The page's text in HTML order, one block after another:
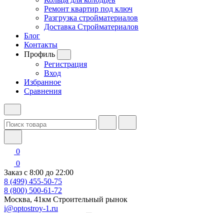
Ремонт квартир под ключ
Разгрузка стройматериалов
Доставка Стройматериалов
Блог
Контакты
Профиль
Регистрация
Вход
Избранное
Сравнения
0
0
Заказ с 8:00 до 22:00
8 (499) 455-50-75
8 (800) 500-61-72
Москва, 41км Строительный рынок
i@optostroy-1.ru